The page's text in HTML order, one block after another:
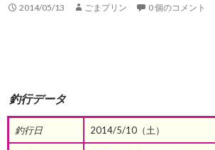
2014/05/13 ごまプリン 0 個のコメント
釣行データ
釣行日 2014/5/10（土）